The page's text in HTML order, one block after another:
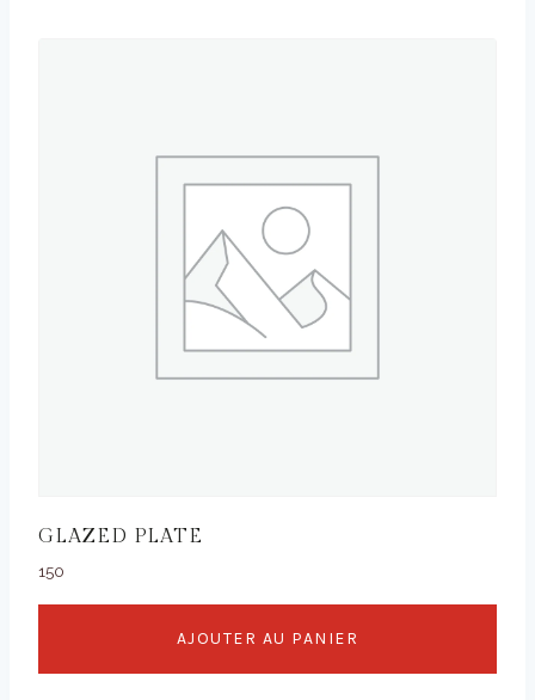
GLAZED PLATE
150
AJOUTER AU PANIER